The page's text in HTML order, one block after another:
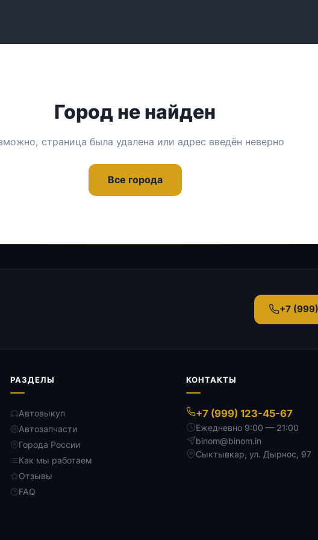
Город не найден
страница была удалена или адрес введён неверно
Все города
+7
РАЗДЕЛЫ
Автовыкуп
Автозапчасти
Города России
Как мы работаем
Отзывы
FAQ
КОНТАКТЫ
+7 (999) 123-45-67
Ежедневно 9:00 — 21:00
binom@binom.in
Сыктывкар, ул. Дырнос, 97